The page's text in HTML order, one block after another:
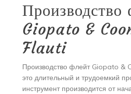
Производство
Giopato &
Flauti
Производство флейт Giopato
это длительный и трудоемкий
инструмент производится от